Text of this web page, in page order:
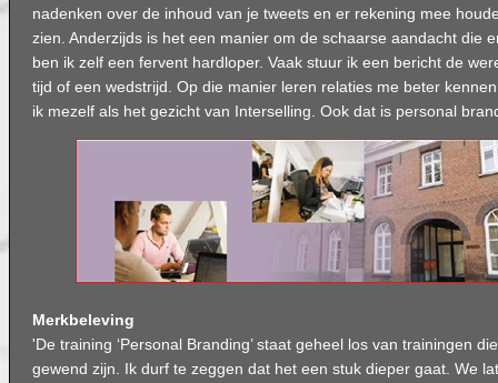
nadenken over de inhoud van je tweets en er rekening mee
zien. Anderzijds is het een manier om de schaarse aandacht die
ben ik zelf een fervent hardloper. Vaak stuur ik een bericht de
tijd of een wedstrijd. Op die manier leren relaties me beter
ik mezelf als het gezicht van Interselling. Ook dat is personal
Merkbeleving
'De training ‘Personal Branding’ staat geheel los van trainingen
gewend zijn. Ik durf te zeggen dat het een stuk dieper gaat. We